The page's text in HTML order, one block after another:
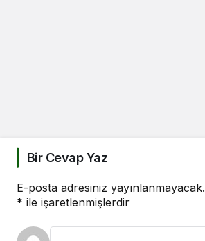
Bir Cevap Yaz
E-posta adresiniz yayınlanmayacak.
* ile işaretlenmişlerdir